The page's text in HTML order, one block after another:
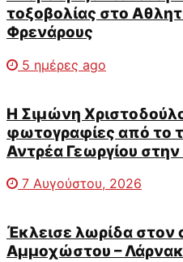
τοξοβολίας στο
Φρενάρους
5 ημέρες ago
Η Σιμώνη
φωτογραφίες από το
Αντρέα Γεωργίου στην
7 Αυγούστου, 2026
Έκλεισε λωρίδα στον
Αμμοχώστου –